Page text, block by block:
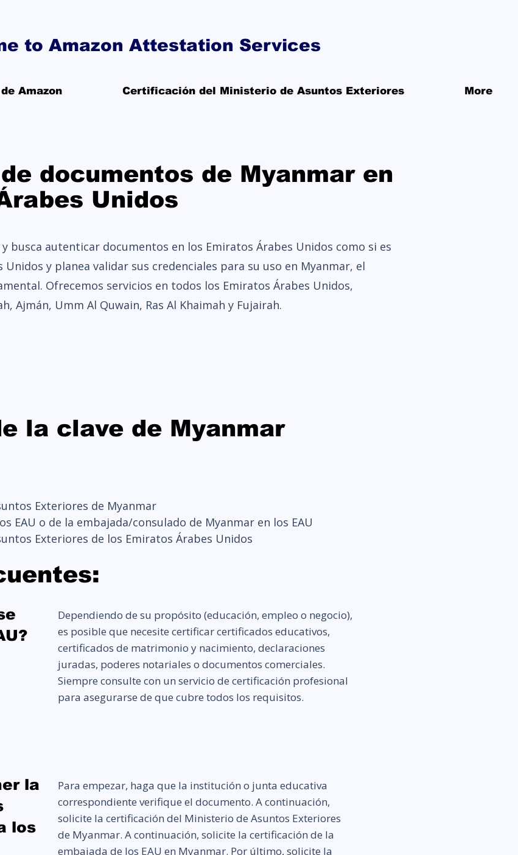
to Amazon Attestation Services
Amazon Certificación del Ministerio de Asuntos Exteriores More
documentos de Myanmar en
Unidos
busca autenticar documentos en los Emiratos Árabes Unidos como si es
y planea validar sus credenciales para su uso en Myanmar, el
Ofrecemos servicios en todos los Emiratos Árabes Unidos,
Ajmán, Umm Al Quwain, Ras Al Khaimah y Fujairah.
la clave de Myanmar
Exteriores de Myanmar
EAU o de la embajada/consulado de Myanmar en los EAU
Exteriores de los Emiratos Árabes Unidos
Dependiendo de su propósito (educación, empleo o negocio),
es posible que necesite certificar certificados educativos,
certificados de matrimonio y nacimiento, declaraciones
juradas, poderes notariales o documentos comerciales.
Siempre consulte con un servicio de certificación profesional
para asegurarse de que cubre todos los requisitos.
la
los
Para empezar, haga que la institución o junta educativa
correspondiente verifique el documento. A continuación,
solicite la certificación del Ministerio de Asuntos Exteriores
de Myanmar. A continuación, solicite la certificación de la
embajada de los EAU en Myanmar. Por último, solicite la